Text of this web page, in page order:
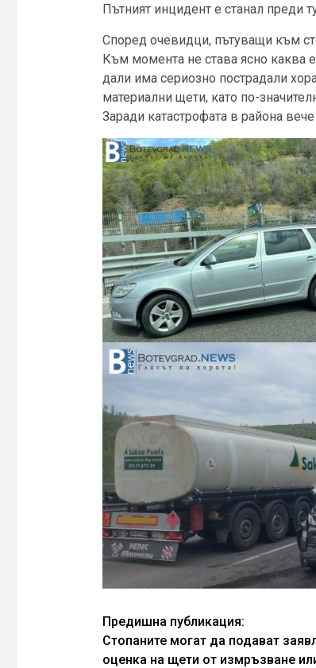
Пътният инцидент е станал преди
Според очевидци, пътуващи към
Към момента не става ясно каква
дали има сериозно пострадали
материални щети, като по-
Заради катастрофата в района
Continue
Reading
Предишна публикация:
Стопаните могат да подават
оценка на щети от измръзване